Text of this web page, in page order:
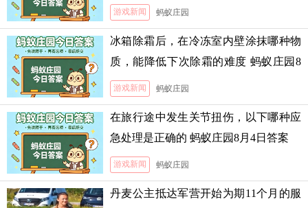
游戏新闻 蚂蚁庄园
冰箱除霜后，在冷冻室内壁涂抹哪种物
质，能降低下次除霜的难度 蚂蚁庄园8
月5日答案
游戏新闻 蚂蚁庄园
在旅行途中发生关节扭伤，以下哪种应
急处理是正确的 蚂蚁庄园8月4日答案
游戏新闻 蚂蚁庄园
丹麦公主抵达军营开始为期11个月的服